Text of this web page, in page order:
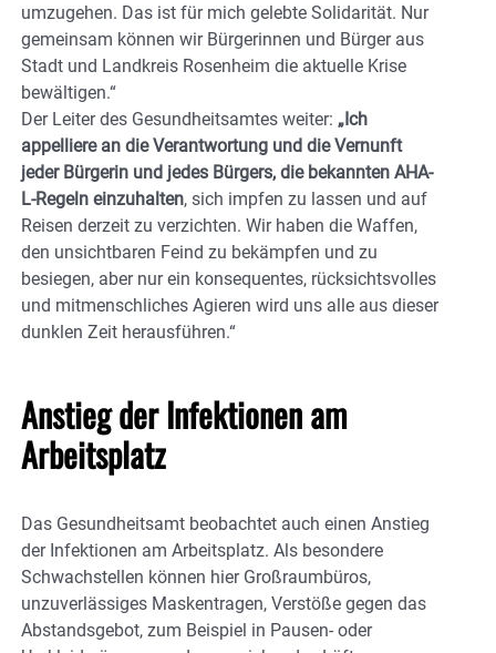
umzugehen. Das ist für mich gelebte Solidarität. Nur
gemeinsam können wir Bürgerinnen und Bürger aus
Stadt und Landkreis Rosenheim die aktuelle Krise
bewältigen.“
Der Leiter des Gesundheitsamtes weiter: „Ich
appelliere an die Verantwortung und die Vernunft
jeder Bürgerin und jedes Bürgers, die bekannten AHA-
L-Regeln einzuhalten, sich impfen zu lassen und auf
Reisen derzeit zu verzichten. Wir haben die Waffen,
den unsichtbaren Feind zu bekämpfen und zu
besiegen, aber nur ein konsequentes, rücksichtsvolles
und mitmenschliches Agieren wird uns alle aus dieser
dunklen Zeit herausführen.“
Anstieg der Infektionen am
Arbeitsplatz
Das Gesundheitsamt beobachtet auch einen Anstieg
der Infektionen am Arbeitsplatz. Als besondere
Schwachstellen können hier Großraumbüros,
unzuverlässiges Maskentragen, Verstöße gegen das
Abstandsgebot, zum Beispiel in Pausen- oder